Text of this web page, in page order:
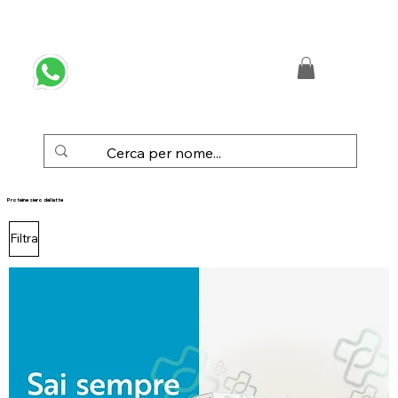
Proteine siero del latte
Filtra